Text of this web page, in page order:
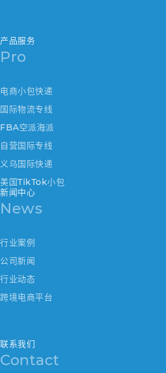
产品服务
Pro
电商小包快递
国际物流专线
FBA空派海派
自营国际专线
义乌国际快递
美国TikTok小包
新闻中心
News
行业案例
公司新闻
行业动态
跨境电商平台
联系我们
Contact